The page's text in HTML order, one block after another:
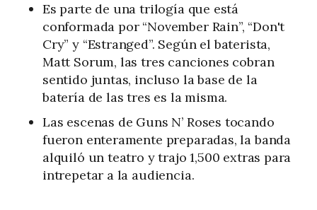
Es parte de una trilogía que está
conformada por “November Rain”, “Don't
Cry” y “Estranged”. Según el baterista,
Matt Sorum, las tres canciones cobran
sentido juntas, incluso la base de la
batería de las tres es la misma.
Las escenas de Guns N’ Roses tocando
fueron enteramente preparadas, la banda
alquiló un teatro y trajo 1,500 extras para
intrepetar a la audiencia.